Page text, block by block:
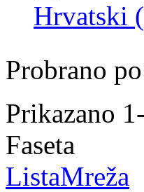
Hrvatski
Probrano
Prikazano
Faseta
ListaMreža